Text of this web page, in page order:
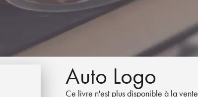
Auto Logo
Ce livre n'est plus disponible à la vente